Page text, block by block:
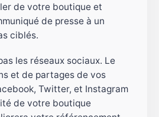
de votre boutique et
de presse à un
ciblés.
les réseaux sociaux. Le
et de partages de vos
Twitter, et Instagram
de votre boutique